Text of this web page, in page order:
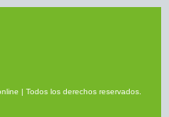
| Todos los derechos reservados.